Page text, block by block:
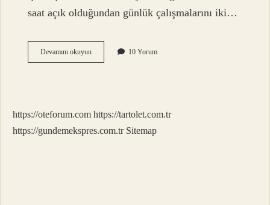
saat açık olduğundan günlük çalışmalarını iki…
Devamını okuyunShell
Pompacı
10 Yorum
https://oteforum.com https://tartolet.com.tr
https://gundemekspres.com.tr Sitemap